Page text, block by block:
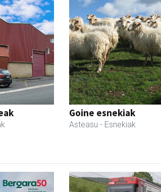
Goine esnekiak
Asteasu - Esnekiak